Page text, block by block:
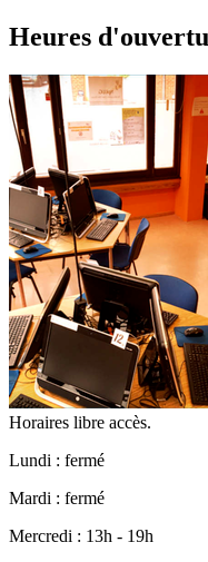
Heures
Horaires libre accès.
Lundi : fermé
Mardi : fermé
Mercredi : 13h - 19h